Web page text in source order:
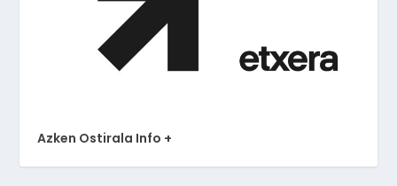
Azken Ostirala Info +